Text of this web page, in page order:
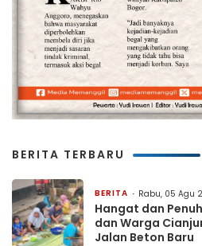
BERITA TERBARU
BERITA Rabu, 05 Agu
Hangat dan
dan Warga
Jalan Beton Baru